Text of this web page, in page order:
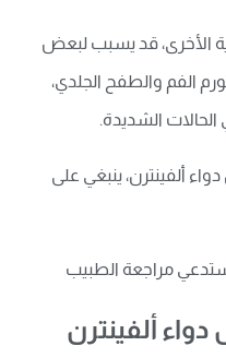
الأخرى، قد يسبب لبعض
الفم والطفح الجلدي،
الشديدة.
ألفينترن، ينبغي على
ألفينترن